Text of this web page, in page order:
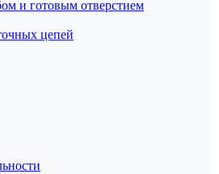
и готовым отверстием
цепей